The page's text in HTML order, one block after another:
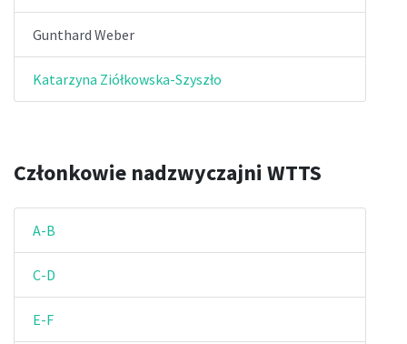
Gunthard Weber
Katarzyna Ziółkowska-Szyszło
Członkowie nadzwyczajni WTTS
A-B
C-D
E-F